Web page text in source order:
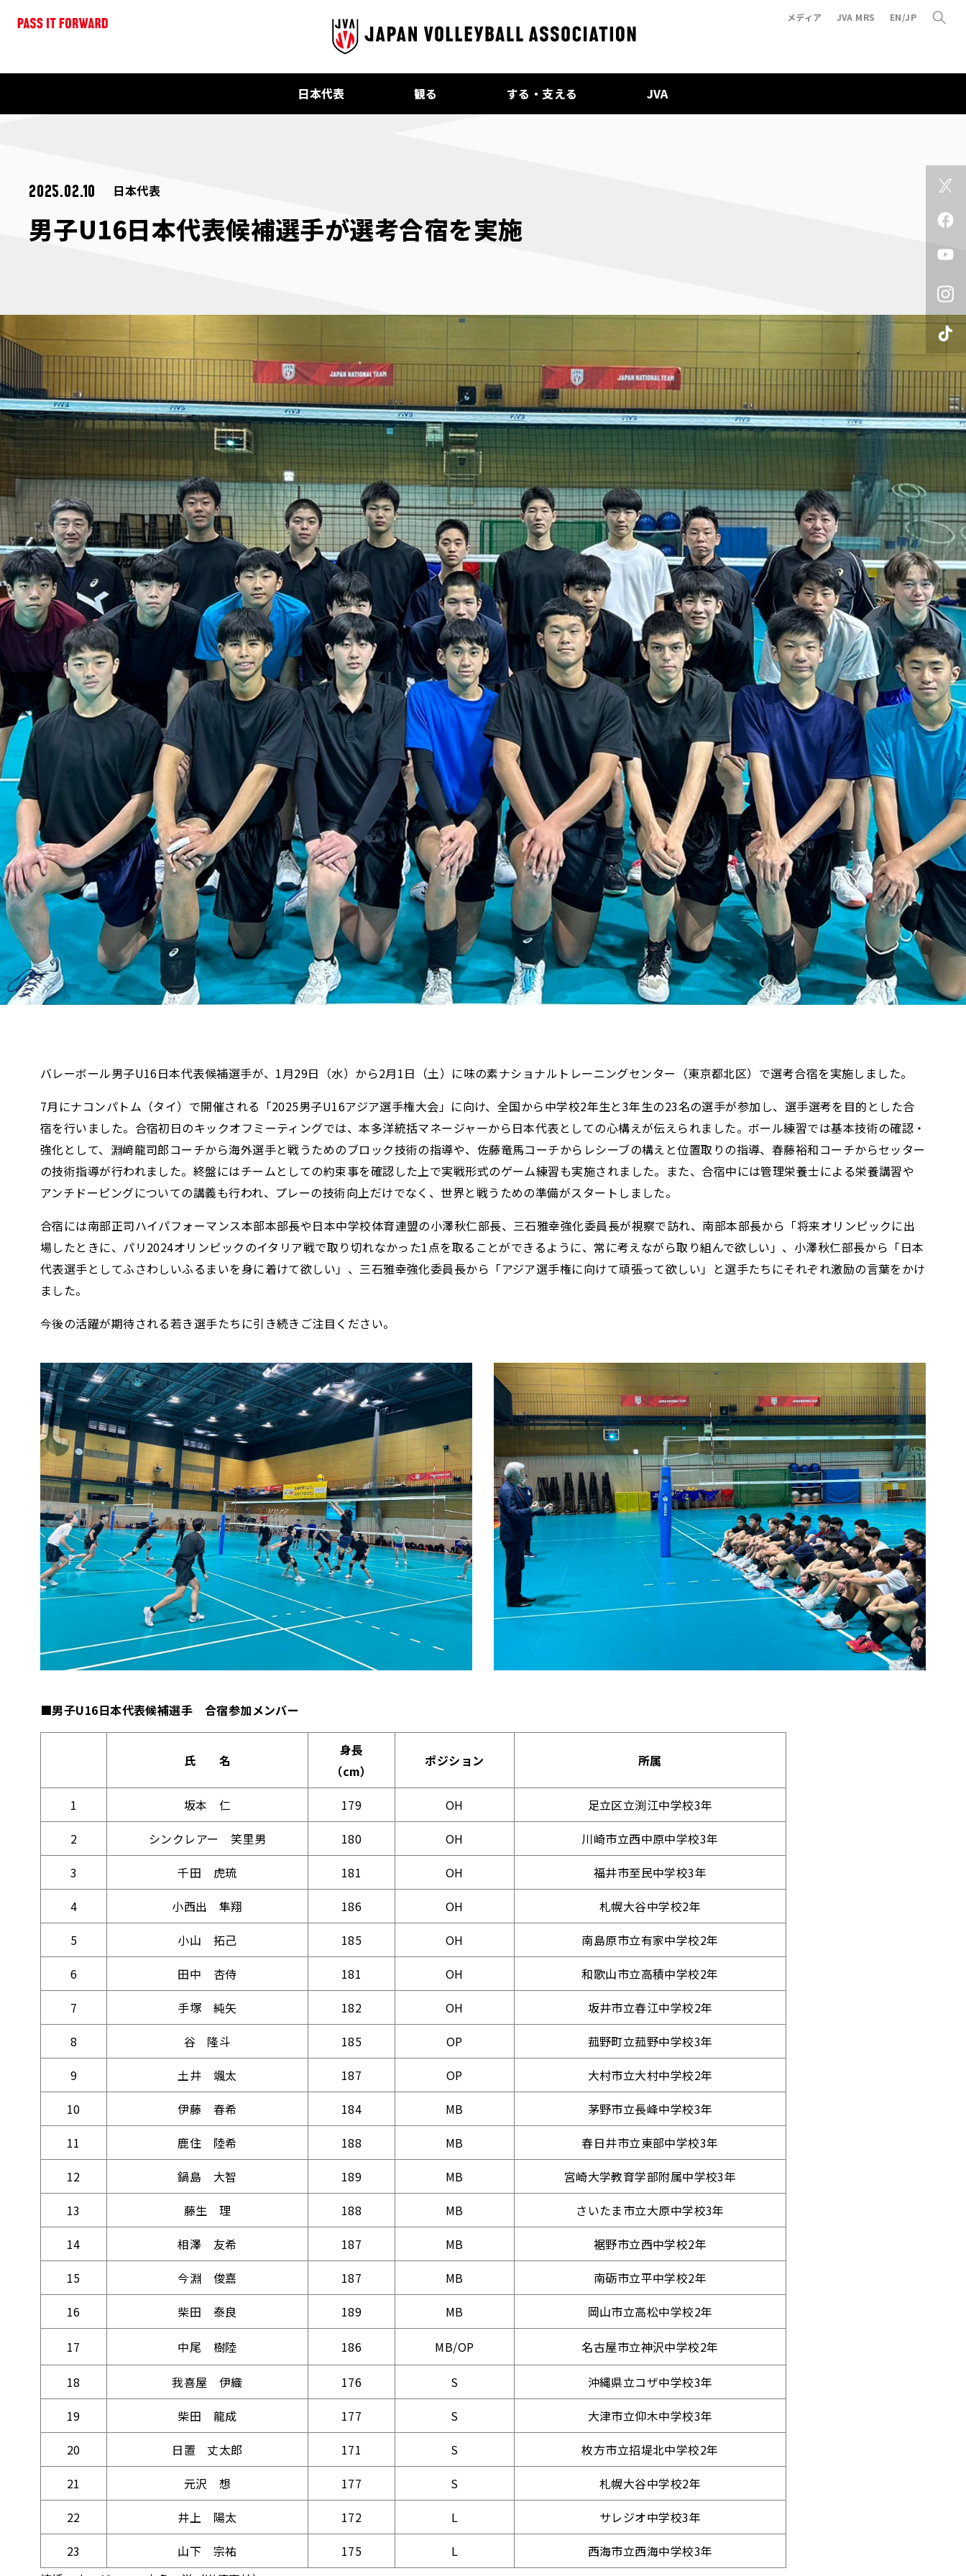
メディア JVA MRS EN/JP
日本代表 観る する・支える JVA
2025.02.10 日本代表
男子U16日本代表候補選手が選考合宿を実施
バレーボール男子U16日本代表候補選手が、1月29日（水）から2月1日（土）に味の素ナショナルトレーニングセンター（東京都北区）で選考合宿を実施しました。
7月にナコンパトム（タイ）で開催される「2025男子U16アジア選手権大会」に向け、全国から中学校2年生と3年生の23名の選手が参加し、選手選考を目的とした合
宿を行いました。合宿初日のキックオフミーティングでは、本多洋統括マネージャーから日本代表としての心構えが伝えられました。ボール練習では基本技術の確認・
強化として、淵﨑龍司郎コーチから海外選手と戦うためのブロック技術の指導や、佐藤竜馬コーチからレシーブの構えと位置取りの指導、春藤裕和コーチからセッター
の技術指導が行われました。終盤にはチームとしての約束事を確認した上で実戦形式のゲーム練習も実施されました。また、合宿中には管理栄養士による栄養講習や
アンチドーピングについての講義も行われ、プレーの技術向上だけでなく、世界と戦うための準備がスタートしました。
合宿には南部正司ハイパフォーマンス本部本部長や日本中学校体育連盟の小澤秋仁部長、三石雅幸強化委員長が視察で訪れ、南部本部長から「将来オリンピックに出
場したときに、パリ2024オリンピックのイタリア戦で取り切れなかった1点を取ることができるように、常に考えながら取り組んで欲しい」、小澤秋仁部長から「日本
代表選手としてふさわしいふるまいを身に着けて欲しい」、三石雅幸強化委員長から「アジア選手権に向けて頑張って欲しい」と選手たちにそれぞれ激励の言葉をかけ
ました。
今後の活躍が期待される若き選手たちに引き続きご注目ください。
■男子U16日本代表候補選手 合宿参加メンバー
氏 名
身長
（cm）
ポジション 所属
1 坂本 仁 179 OH
足立区立渕江中学校3年
2
シンクレアー 笑里男 180 OH
川崎市立西中原中学校3年
3
千田 虎琉 181 OH
福井市至民中学校3年
4
小西出 隼翔 186 OH
札幌大谷中学校2年
5
小山 拓己 185 OH
南島原市立有家中学校2年
6
田中 杏侍 181 OH
和歌山市立高積中学校2年
7
手塚 純矢 182 OH
坂井市立春江中学校2年
8
谷 隆斗 185 OP
菰野町立菰野中学校3年
9
土井 颯太 187 OP
大村市立大村中学校2年
10
伊藤 春希 184 MB
茅野市立長峰中学校3年
11
鹿住 陸希 188 MB
春日井市立東部中学校3年
12
鍋島 大智 189 MB
宮崎大学教育学部附属中学校3年
13
藤生 理 188 MB
さいたま市立大原中学校3年
14
相澤 友希 187 MB
裾野市立西中学校2年
15
今淵 俊嘉 187 MB
南砺市立平中学校2年
16
柴田 泰良 189 MB 岡山市立高松中学校2年
17 中尾 樹陸 186 MB/OP 名古屋市立神沢中学校2年
18 我喜屋 伊織 176 S
沖縄県立コザ中学校3年
19
柴田 龍成 177 S
大津市立仰木中学校3年
20
日置 丈太郎 171 S
枚方市立招堤北中学校2年
21
元沢 想 177 S
札幌大谷中学校2年
22
井上 陽太 172 L
サレジオ中学校3年
23
山下 宗祐 175 L
西海市立西海中学校3年